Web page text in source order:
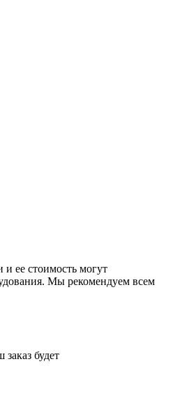
ее стоимость могут
Мы рекомендуем всем
будет